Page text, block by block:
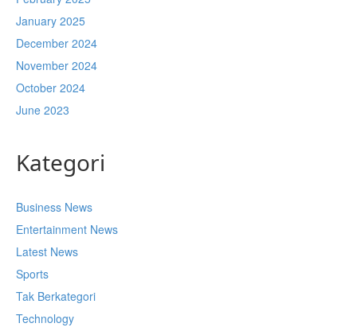
January 2025
December 2024
November 2024
October 2024
June 2023
Kategori
Business News
Entertainment News
Latest News
Sports
Tak Berkategori
Technology